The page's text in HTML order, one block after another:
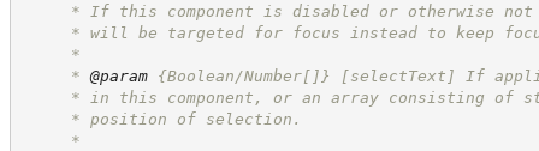
* If this component is disabled or otherwise not
* will be targeted for focus instead to keep
*
* @param {Boolean/Number[]} [selectText] If
* in this component, or an array consisting of
* position of selection.
*